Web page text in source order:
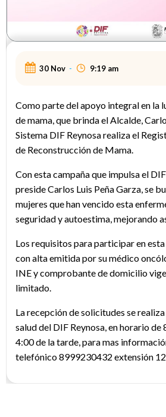
30 Nov - 9:19 am
Como parte del apoyo integral en la
de mama, que brinda el Alcalde,
Sistema DIF Reynosa realiza el
de Reconstrucción de Mama.
Con esta campaña que impulsa el
preside Carlos Luis Peña Garza, se
mujeres que han vencido esta
seguridad y autoestima, mejorando
Los requisitos para participar en
con alta emitida por su médico
INE y comprobante de domicilio
limitado.
La recepción de solicitudes se
salud del DIF Reynosa, en horario de
4:00 de la tarde, para mas
telefónico 8999230432 extensión